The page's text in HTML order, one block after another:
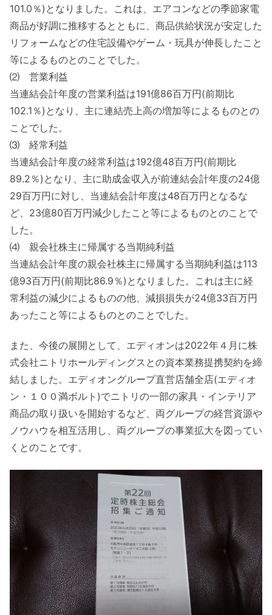
101.0％)となりました。これは、エアコンなどの季節家電
商品が好調に推移するとともに、商品供給状況が安定した
リフォームなどの住宅設備やゲーム・玩具が伸長したこと
等によるものとのことでした。
⑵ 営業利益
当連結会計年度の営業利益は191億86百万円(前期比
102.1％)となり、主に連結売上高の増加等によるものとの
ことでした。
⑶ 経常利益
当連結会計年度の経常利益は192億48百万円(前期比
89.2％)となり、主に助成金収入が前連結会計年度の24億
29百万円に対し、当連結会計年度は48百万円となるな
ど、23億80百万円減少したこと等によるものとのことで
した。
⑷ 親会社株主に帰属する当期純利益
当連結会計年度の親会社株主に帰属する当期純利益は113
億93百万円(前期比86.9％)となりました。これは主に経
常利益の減少によるものの他、減損損失が24億33百万円
あったこと等によるものとのことでした。
また、今後の展開として、エディオンは2022年４月に株
式会社ニトリホールディングスとの資本業務提携契約を締
結しました。エディオングループ直営店舗全店(エディオ
ン・１００満ボルト)でニトリの一部の家具・インテリア
商品の取り扱いを開始するなど、両グループの経営資源や
ノウハウを相互活用し、両グループの事業拡大を図ってい
くとのことです。